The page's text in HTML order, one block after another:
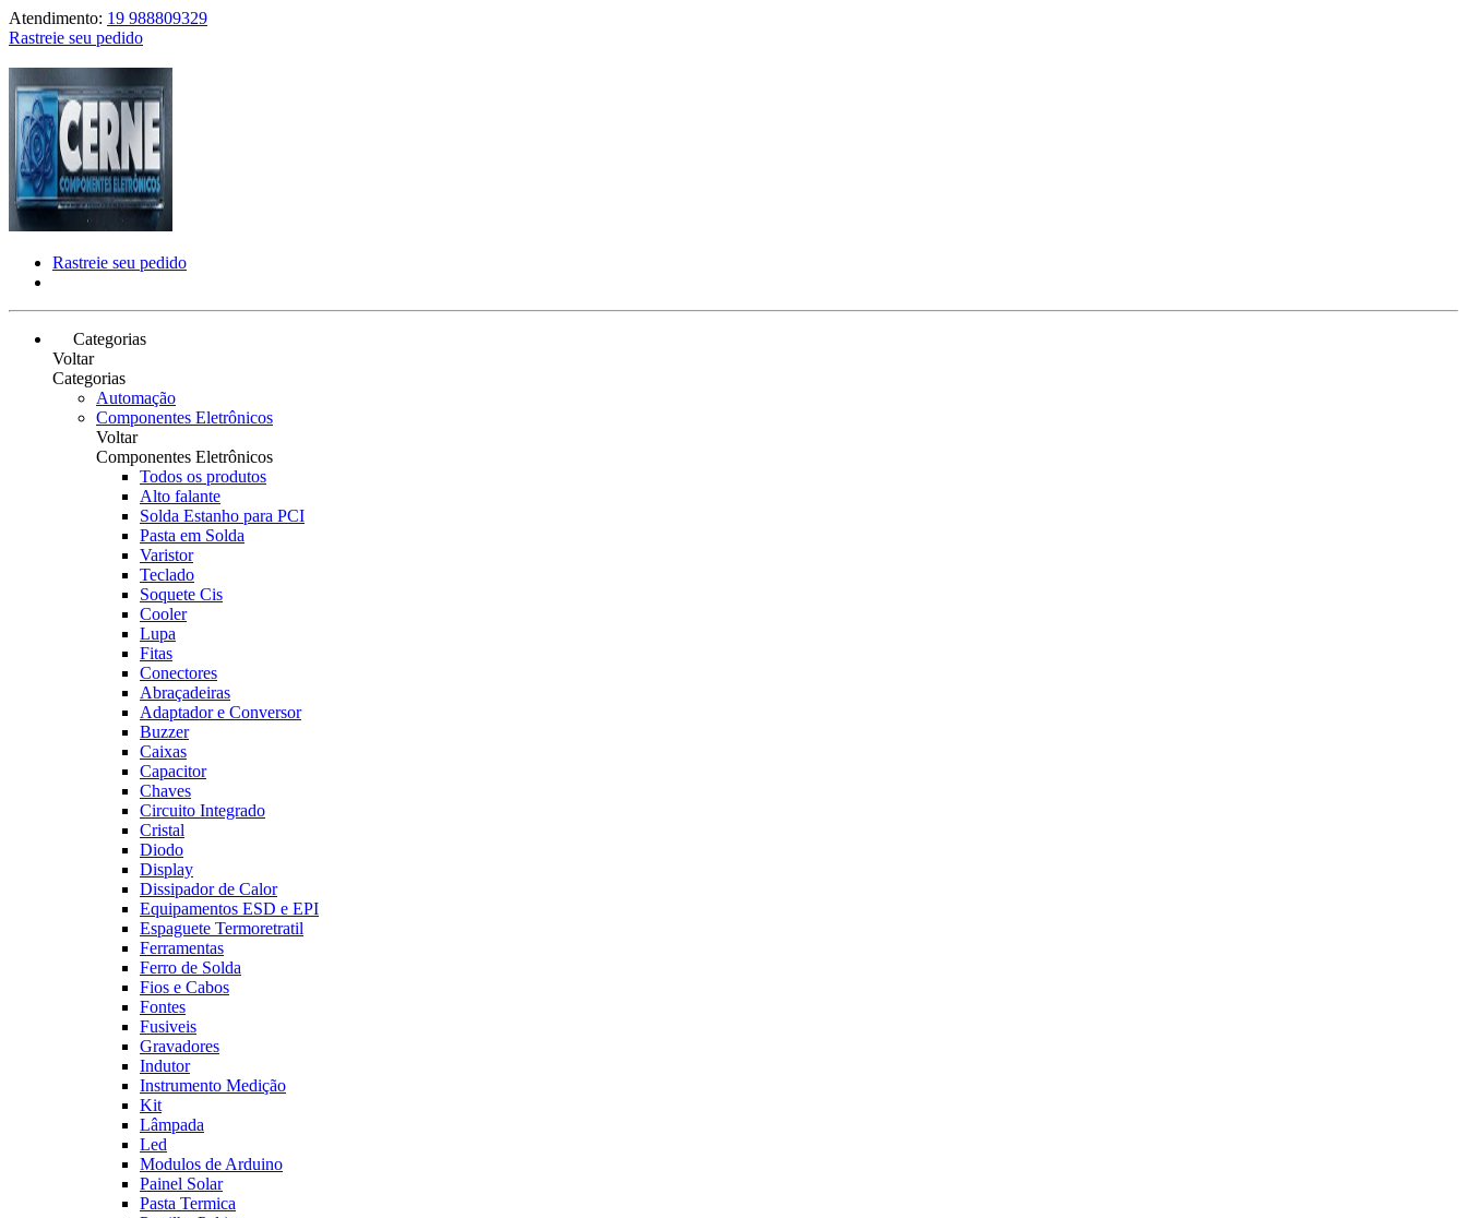
Atendimento: 19 988809329
Rastreie seu pedido
Rastreie seu pedido
Categorias
Voltar
Categorias
Automação
Componentes Eletrônicos
Voltar
Componentes Eletrônicos
Todos os produtos
Alto falante
Solda Estanho para PCI
Pasta em Solda
Varistor
Teclado
Soquete Cis
Cooler
Lupa
Fitas
Conectores
Abraçadeiras
Adaptador e Conversor
Buzzer
Caixas
Capacitor
Chaves
Circuito Integrado
Cristal
Diodo
Display
Dissipador de Calor
Equipamentos ESD e EPI
Espaguete Termoretratil
Ferramentas
Ferro de Solda
Fios e Cabos
Fontes
Fusiveis
Gravadores
Indutor
Instrumento Medição
Kit
Lâmpada
Led
Modulos de Arduino
Painel Solar
Pasta Termica